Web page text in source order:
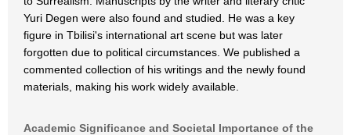
Yuri Degen were also found and studied. He was a key
figure in Tbilisi's international art scene but was later
forgotten due to political circumstances. We published a
commented collection of his writings and the newly found
materials, making his work widely available.
Academic Significance and Societal Importance of the